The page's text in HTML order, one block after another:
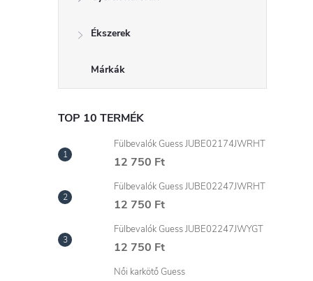
n
e
l
Ékszerek
Márkák
TOP 10 TERMÉK
Fülbevalók Guess JUBE02174JWRHT
12 750 Ft
Fülbevalók Guess JUBE02247JWRHT
12 750 Ft
Fülbevalók Guess JUBE02247JWYGT
12 750 Ft
Női karkötő Guess